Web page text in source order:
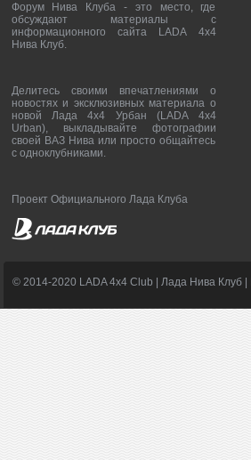
Форум Нива Клуба - это место, где
обсуждают материалы с
информационного сайта LADA 4x4
Нива Клуб.
Делитесь своими впечатлениями о
новостях и эксклюзивных материала о
новой Лада 4х4 Урбан (LADA 4x4
Urban), выкладывайте фотографии
своей ВАЗ Нива или просто общайтесь
с одноклубниками.
Проект Официального Лада Клуба
© 2014-2020 LADA 4x4 Club | Лада Нива Клуб |